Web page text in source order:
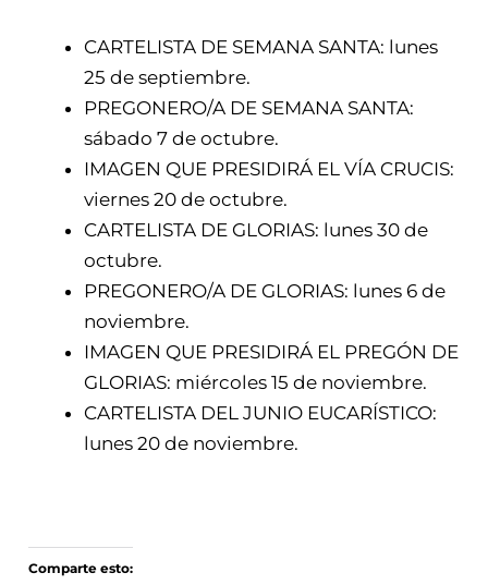
CARTELISTA DE SEMANA SANTA: lunes
25 de septiembre.
PREGONERO/A DE SEMANA SANTA:
sábado 7 de octubre.
IMAGEN QUE PRESIDIRÁ EL VÍA CRUCIS:
viernes 20 de octubre.
CARTELISTA DE GLORIAS: lunes 30 de
octubre.
PREGONERO/A DE GLORIAS: lunes 6 de
noviembre.
IMAGEN QUE PRESIDIRÁ EL PREGÓN DE
GLORIAS: miércoles 15 de noviembre.
CARTELISTA DEL JUNIO EUCARÍSTICO:
lunes 20 de noviembre.
Comparte esto: